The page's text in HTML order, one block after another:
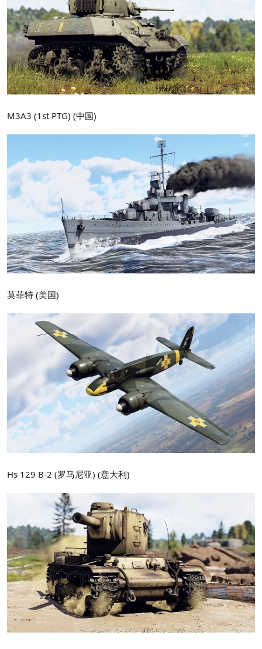
M3A3 (1st PTG) (中国)
莫菲特 (美国)
Hs 129 B-2 (罗马尼亚) (意大利)